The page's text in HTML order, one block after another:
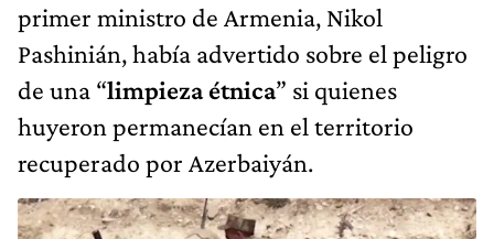
primer ministro de Armenia, Nikol
Pashinián, había advertido sobre el peligro
de una “limpieza étnica” si quienes
huyeron permanecían en el territorio
recuperado por Azerbaiyán.